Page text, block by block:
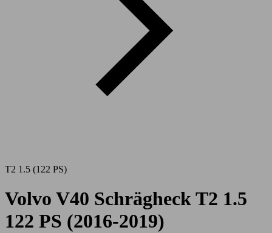
T2 1.5 (122 PS)
Volvo V40 Schrägheck T2 1.5
122 PS (2016-2019)